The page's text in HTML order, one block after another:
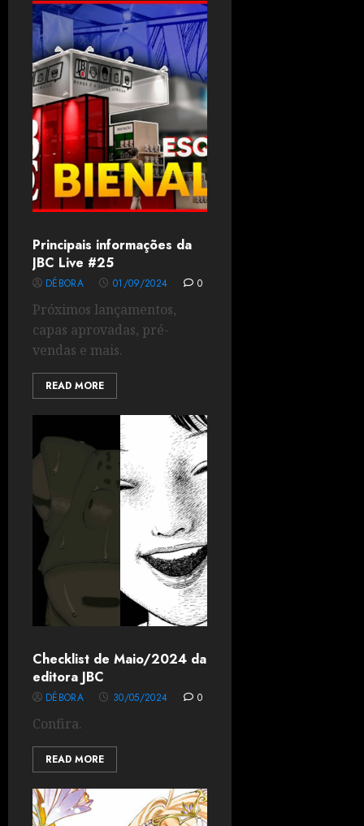
Principais informações da
JBC Live #25
DÉBORA 01/09/2024 0
Próximos lançamentos,
capas aprovadas, pré-
vendas e mais.
READ MORE
Checklist de Maio/2024 da
editora JBC
DÉBORA 30/05/2024 0
Confira.
READ MORE